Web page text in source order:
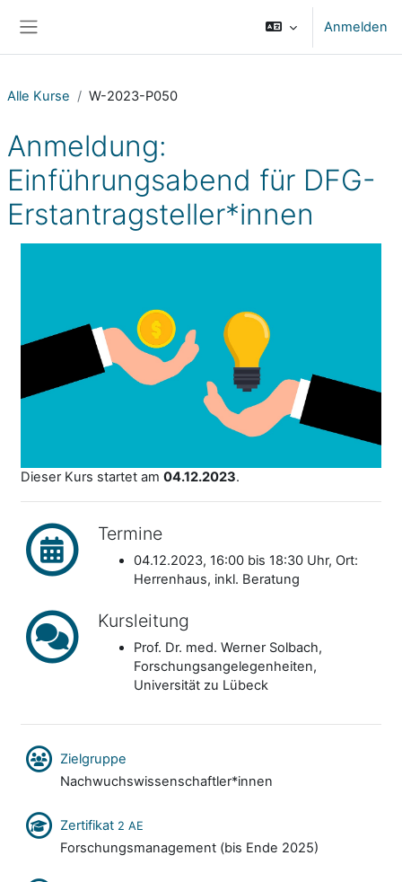
Anmelden
Alle Kurse W-2023-P050
Anmeldung:
Einführungsabend für DFG-
Erstantragsteller*innen
Dieser Kurs startet am 04.12.2023.
Termine
04.12.2023, 16:00 bis 18:30 Uhr, Ort:
Herrenhaus, inkl. Beratung
Kursleitung
Prof. Dr. med. Werner Solbach,
Forschungsangelegenheiten,
Universität zu Lübeck
Zielgruppe
Nachwuchswissenschaftler*innen
Zertifikat 2 AE
Forschungsmanagement (bis Ende 2025)